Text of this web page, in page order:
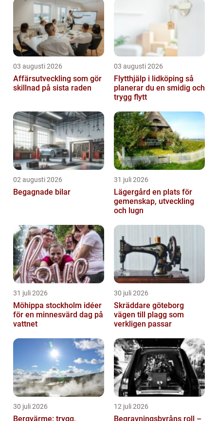
03 augusti 2026
Affärsutveckling som gör
skillnad på sista raden
03 augusti 2026
Flytthjälp i lidköping så
planerar du en smidig och
trygg flytt
02 augusti 2026
Begagnade bilar
31 juli 2026
Lägergård en plats för
gemenskap, utveckling
och lugn
31 juli 2026
Möhippa stockholm idéer
för en minnesvärd dag på
vattnet
30 juli 2026
Skräddare göteborg
vägen till plagg som
verkligen passar
30 juli 2026
Bergvärme: trygg,
12 juli 2026
Begravningsbyråns roll –